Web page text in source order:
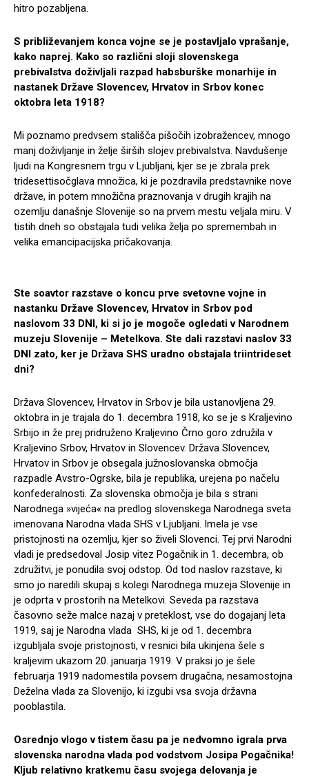
hitro pozabljena.
S približevanjem konca vojne se je postavljalo vprašanje,
kako naprej. Kako so različni sloji slovenskega
prebivalstva doživljali razpad habsburške monarhije in
nastanek Države Slovencev, Hrvatov in Srbov konec
oktobra leta 1918?
Mi poznamo predvsem stališča pišočih izobražencev, mnogo
manj doživljanje in želje širših slojev prebivalstva. Navdušenje
ljudi na Kongresnem trgu v Ljubljani, kjer se je zbrala prek
tridesettisočglava množica, ki je pozdravila predstavnike nove
države, in potem množična praznovanja v drugih krajih na
ozemlju današnje Slovenije so na prvem mestu veljala miru. V
tistih dneh so obstajala tudi velika želja po spremembah in
velika emancipacijska pričakovanja.
Ste soavtor razstave o koncu prve svetovne vojne in
nastanku Države Slovencev, Hrvatov in Srbov pod
naslovom 33 DNI, ki si jo je mogoče ogledati v Narodnem
muzeju Slovenije – Metelkova. Ste dali razstavi naslov 33
DNI zato, ker je Država SHS uradno obstajala triintrideset
dni?
Država Slovencev, Hrvatov in Srbov je bila ustanovljena 29.
oktobra in je trajala do 1. decembra 1918, ko se je s Kraljevino
Srbijo in že prej pridruženo Kraljevino Črno goro združila v
Kraljevino Srbov, Hrvatov in Slovencev. Država Slovencev,
Hrvatov in Srbov je obsegala južnoslovanska območja
razpadle Avstro-Ogrske, bila je republika, urejena po načelu
konfederalnosti. Za slovenska območja je bila s strani
Narodnega »vijeća« na predlog slovenskega Narodnega sveta
imenovana Narodna vlada SHS v Ljubljani. Imela je vse
pristojnosti na ozemlju, kjer so živeli Slovenci. Tej prvi Narodni
vladi je predsedoval Josip vitez Pogačnik in 1. decembra, ob
združitvi, je ponudila svoj odstop. Od tod naslov razstave, ki
smo jo naredili skupaj s kolegi Narodnega muzeja Slovenije in
je odprta v prostorih na Metelkovi. Seveda pa razstava
časovno seže malce nazaj v preteklost, vse do dogajanj leta
1919, saj je Narodna vlada SHS, ki je od 1. decembra
izgubljala svoje pristojnosti, v resnici bila ukinjena šele s
kraljevim ukazom 20. januarja 1919. V praksi jo je šele
februarja 1919 nadomestila povsem drugačna, nesamostojna
Deželna vlada za Slovenijo, ki izgubi vsa svoja državna
pooblastila.
Osrednjo vlogo v tistem času pa je nedvomno igrala prva
slovenska narodna vlada pod vodstvom Josipa Pogačnika!
Kljub relativno kratkemu času svojega delovanja je